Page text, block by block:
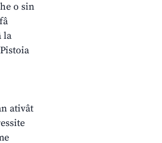
o sin
la
ativât